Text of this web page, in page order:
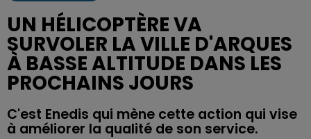
UN HÉLICOPTÈRE VA
SURVOLER LA VILLE D'ARQUES
À BASSE ALTITUDE DANS LES
PROCHAINS JOURS
C'est Enedis qui mène cette action qui vise
à améliorer la qualité de son service.